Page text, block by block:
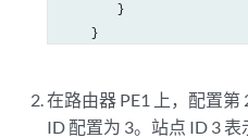
        }
    }
在路由器 PE1 上，配置
ID 配置为 3。站点 ID 3 表